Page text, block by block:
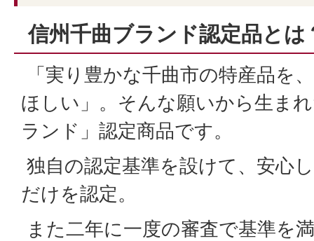
信州千曲ブランド認定品とは
「実り豊かな千曲市の特産品を
ほしい」。そんな願いから生ま
ランド」認定商品です。
独自の認定基準を設けて、安心
だけを認定。
また二年に一度の審査で基準を